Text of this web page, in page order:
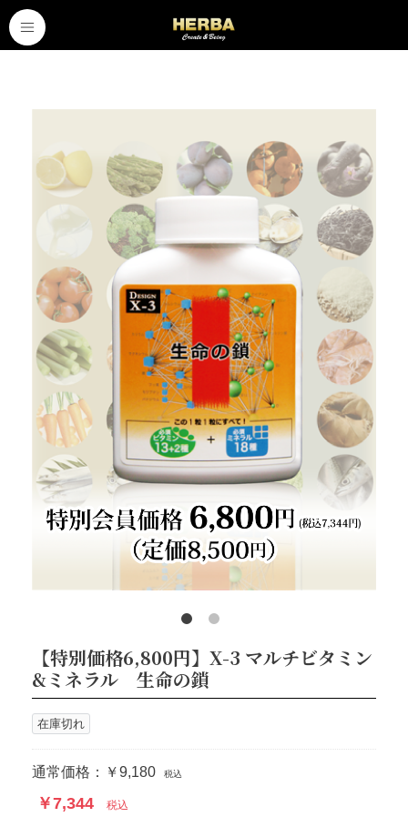
【特別価格6,800円】X-3 マルチビタミン
&ミネラル 生命の鎖
在庫切れ
通常価格：￥9,180 税込
￥7,344 税込